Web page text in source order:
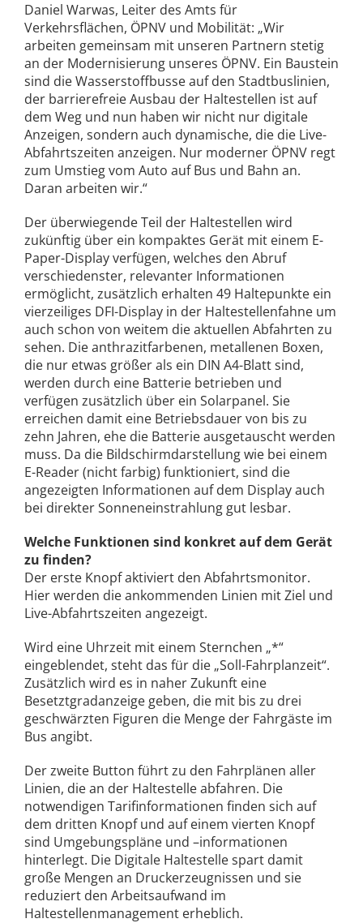
Daniel Warwas, Leiter des Amts für
Verkehrsflächen, ÖPNV und Mobilität: „Wir
arbeiten gemeinsam mit unseren Partnern stetig
an der Modernisierung unseres ÖPNV. Ein Baustein
sind die Wasserstoffbusse auf den Stadtbuslinien,
der barrierefreie Ausbau der Haltestellen ist auf
dem Weg und nun haben wir nicht nur digitale
Anzeigen, sondern auch dynamische, die die Live-
Abfahrtszeiten anzeigen. Nur moderner ÖPNV regt
zum Umstieg vom Auto auf Bus und Bahn an.
Daran arbeiten wir.“
Der überwiegende Teil der Haltestellen wird
zukünftig über ein kompaktes Gerät mit einem E-
Paper-Display verfügen, welches den Abruf
verschiedenster, relevanter Informationen
ermöglicht, zusätzlich erhalten 49 Haltepunkte ein
vierzeiliges DFI-Display in der Haltestellenfahne um
auch schon von weitem die aktuellen Abfahrten zu
sehen. Die anthrazitfarbenen, metallenen Boxen,
die nur etwas größer als ein DIN A4-Blatt sind,
werden durch eine Batterie betrieben und
verfügen zusätzlich über ein Solarpanel. Sie
erreichen damit eine Betriebsdauer von bis zu
zehn Jahren, ehe die Batterie ausgetauscht werden
muss. Da die Bildschirmdarstellung wie bei einem
E-Reader (nicht farbig) funktioniert, sind die
angezeigten Informationen auf dem Display auch
bei direkter Sonneneinstrahlung gut lesbar.
Welche Funktionen sind konkret auf dem Gerät
zu finden?
Der erste Knopf aktiviert den Abfahrtsmonitor.
Hier werden die ankommenden Linien mit Ziel und
Live-Abfahrtszeiten angezeigt.
Wird eine Uhrzeit mit einem Sternchen „*“
eingeblendet, steht das für die „Soll-Fahrplanzeit“.
Zusätzlich wird es in naher Zukunft eine
Besetztgradanzeige geben, die mit bis zu drei
geschwärzten Figuren die Menge der Fahrgäste im
Bus angibt.
Der zweite Button führt zu den Fahrplänen aller
Linien, die an der Haltestelle abfahren. Die
notwendigen Tarifinformationen finden sich auf
dem dritten Knopf und auf einem vierten Knopf
sind Umgebungspläne und –informationen
hinterlegt. Die Digitale Haltestelle spart damit
große Mengen an Druckerzeugnissen und sie
reduziert den Arbeitsaufwand im
Haltestellenmanagement erheblich.